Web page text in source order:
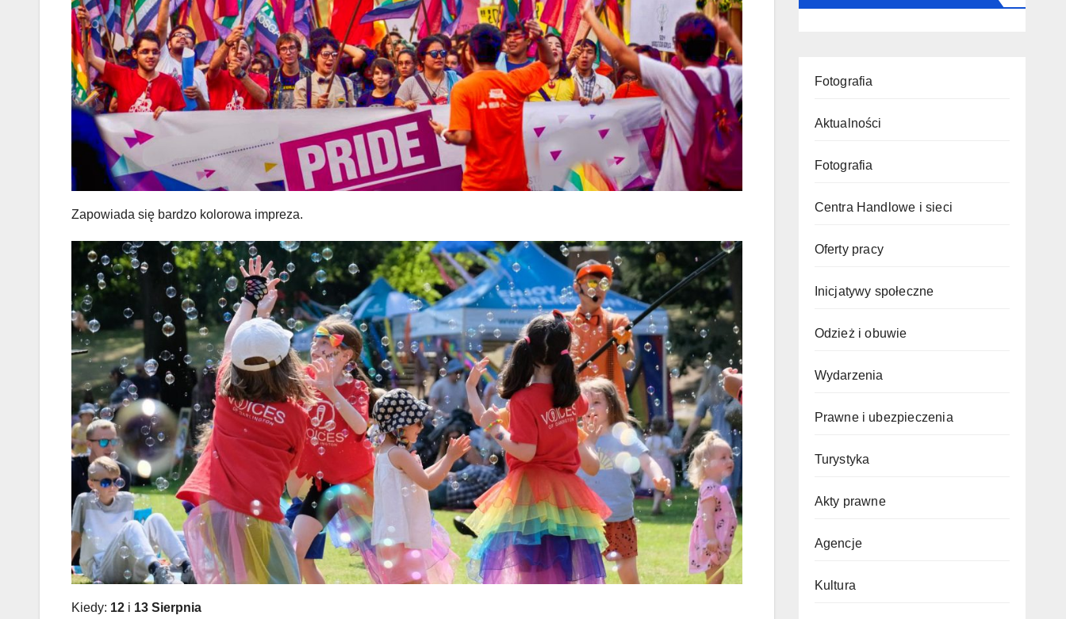
Zapowiada się bardzo kolorowa impreza.
Kiedy: 12 i 13 Sierpnia
Fotografia
Aktualności
Fotografia
Centra Handlowe i sieci
Oferty pracy
Inicjatywy społeczne
Odzież i obuwie
Wydarzenia
Prawne i ubezpieczenia
Turystyka
Akty prawne
Agencje
Kultura